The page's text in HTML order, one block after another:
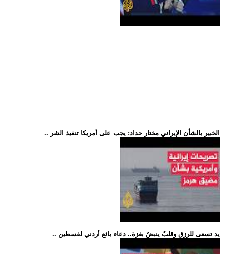
.. الخبير بالشأن الإيراني مختار حداد: يجب على أمريكا تنفيذ الشر
.. يد تسعى للرزق وقلبٌ ينبضُ بغزة.. دعاء بائع أردني لفسطين